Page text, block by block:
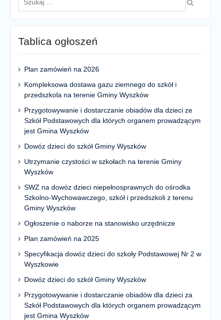
dla:
Tablica ogłoszeń
Plan zamówień na 2026
Kompleksowa dostawa gazu ziemnego do szkół i
przedszkola na terenie Gminy Wyszków
Przygotowywanie i dostarczanie obiadów dla dzieci ze
Szkół Podstawowych dla których organem prowadzącym
jest Gmina Wyszków
Dowóz dzieci do szkół Gminy Wyszków
Utrzymanie czystości w szkołach na terenie Gminy
Wyszków
SWZ na dowóz dzieci niepełnosprawnych do ośrodka
Szkolno-Wychowawczego, szkół i przedszkoli z terenu
Gminy Wyszków
Ogłoszenie o naborze na stanowisko urzędnicze
Plan zamówień na 2025
Specyfikacja dowóz dzieci do szkoły Podstawowej Nr 2 w
Wyszkowie
Dowóz dzieci do szkół Gminy Wyszków
Przygotowywanie i dostarczanie obiadów dla dzieci za
Szkół Podstawowych dla których organem prowadzącym
jest Gmina Wyszków